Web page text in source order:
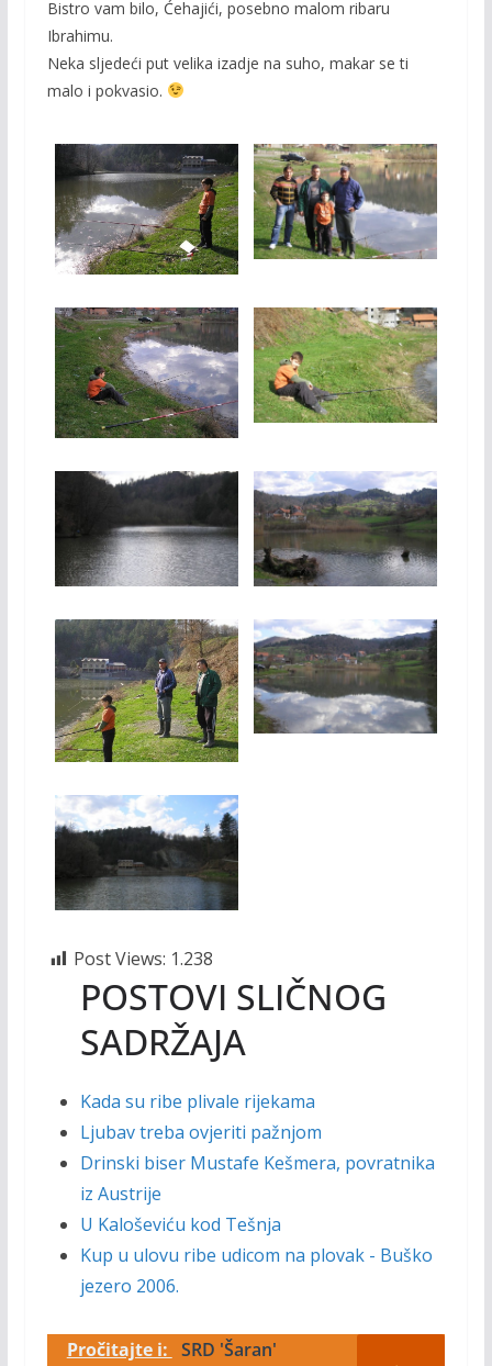
Bistro vam bilo, Ćehajići, posebno malom ribaru
Ibrahimu.
Neka sljedeći put velika izadje na suho, makar se ti
malo i pokvasio.
Post Views: 1.238
POSTOVI SLIČNOG
SADRŽAJA
Kada su ribe plivale rijekama
Ljubav treba ovjeriti pažnjom
Drinski biser Mustafe Kešmera, povratnika
iz Austrije
U Kaloševiću kod Tešnja
Kup u ulovu ribe udicom na plovak - Buško
jezero 2006.
Pročitajte i: SRD 'Šaran'